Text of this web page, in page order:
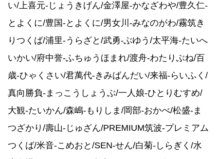
い/上喜元-じょうきげん/金澤屋-かなざわや/豊久仁-
とよくに/豊国-とよくに/男女川-みなのがわ/霧筑き
りつくば/浦里-うらざと/武勇-ぶゆう/太平海-たいへ
いかい/府中誉-ふちゅうほまれ/渡舟-わたりぶね/百
歳-ひゃくさい/君萬代-きみばんだい/来福-らいふく/
真向勝負-まっこうしょうぶ/一人娘-ひとりむすめ/
大観-たいかん/森嶋-もりしま/岡部-おかべ/松盛-ま
つざかり/壽山-じゅざん/PREMIUM筑波-プレミアム
つくば/米音-こめおと/SEN-せん/白菊-しらぎく/水